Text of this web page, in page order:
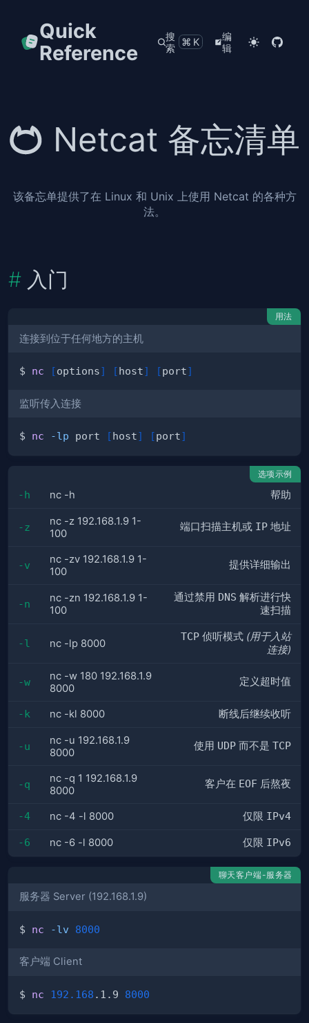
Quick
Reference
搜
索
⌘K
编
辑
Netcat 备忘清单
该备忘单提供了在 Linux 和 Unix 上使用 Netcat 的各种方
法。
入门
用法
连接到位于任何地方的主机
$ nc [options] [host] [port]
监听传入连接
$ nc -lp port [host] [port]
选项示例
-h nc -h 帮助
-z
nc -z 192.168.1.9 1-
100
端口扫描主机或 IP 地址
-v
nc -zv 192.168.1.9 1-
100
提供详细输出
-n
nc -zn 192.168.1.9 1-
100
通过禁用 DNS 解析进行快
速扫描
-l nc -lp 8000
TCP 侦听模式 (用于入站
连接)
-w
nc -w 180 192.168.1.9
8000
定义超时值
-k nc -kl 8000 断线后继续收听
-u
nc -u 192.168.1.9
8000
使用 UDP 而不是 TCP
-q
nc -q 1 192.168.1.9
8000
客户在 EOF 后熬夜
-4 nc -4 -l 8000 仅限 IPv4
-6 nc -6 -l 8000 仅限 IPv6
聊天客户端-服务器
服务器 Server (192.168.1.9)
$ nc -lv 8000
客户端 Client
$ nc 192.168 .1.9 8000